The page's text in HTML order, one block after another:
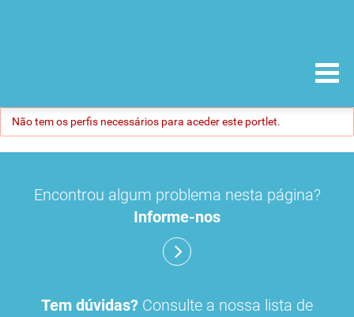
Não tem os perfis necessários para aceder este portlet.
Encontrou algum problema nesta página?
Informe-nos
Tem dúvidas? Consulte a nossa lista de